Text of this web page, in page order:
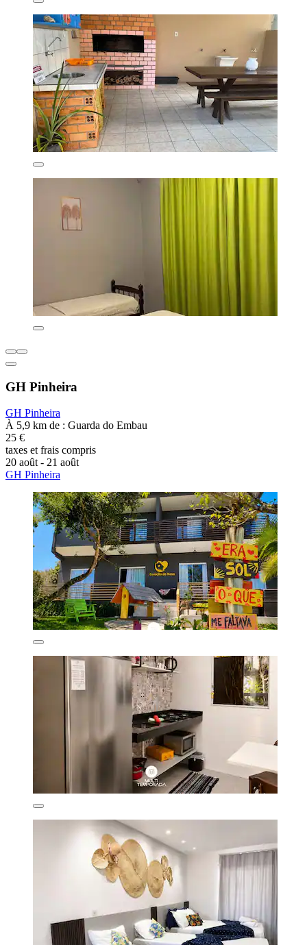
GH Pinheira
GH Pinheira
À 5,9 km de : Guarda do Embau
25 €
taxes et frais compris
20 août - 21 août
GH Pinheira